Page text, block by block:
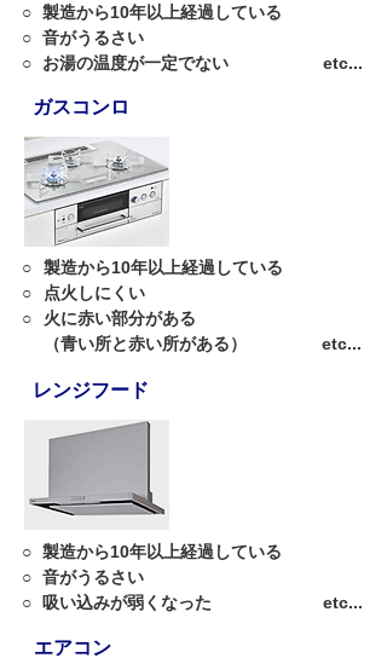
○ 製造から10年以上経過している
○ 音がうるさい
○
お湯の温度が一定でない etc...
ガスコンロ
○
製造から10年以上経過している
○
点火しにくい
○
火に赤い部分がある
（青い所と赤い所がある）
etc...
レンジフード
○ 製造から10年以上経過している
○ 音がうるさい
○
吸い込みが弱くなった etc...
エアコン